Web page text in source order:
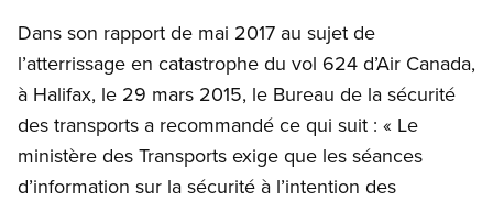
Dans son rapport de mai 2017 au sujet de
l’atterrissage en catastrophe du vol 624 d’Air Canada,
à Halifax, le 29 mars 2015, le Bureau de la sécurité
des transports a recommandé ce qui suit : « Le
ministère des Transports exige que les séances
d’information sur la sécurité à l’intention des